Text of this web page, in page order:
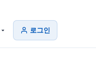
로그인